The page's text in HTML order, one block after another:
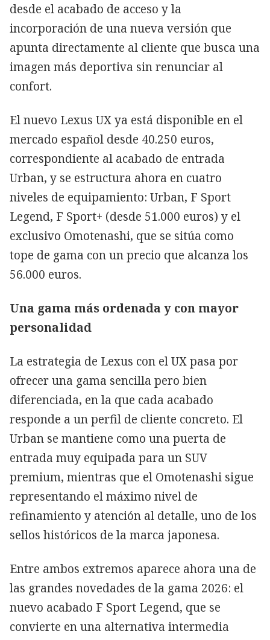
desde el acabado de acceso y la
incorporación de una nueva versión que
apunta directamente al cliente que busca una
imagen más deportiva sin renunciar al
confort.
El nuevo Lexus UX ya está disponible en el
mercado español desde 40.250 euros,
correspondiente al acabado de entrada
Urban, y se estructura ahora en cuatro
niveles de equipamiento: Urban, F Sport
Legend, F Sport+ (desde 51.000 euros) y el
exclusivo Omotenashi, que se sitúa como
tope de gama con un precio que alcanza los
56.000 euros.
Una gama más ordenada y con mayor
personalidad
La estrategia de Lexus con el UX pasa por
ofrecer una gama sencilla pero bien
diferenciada, en la que cada acabado
responde a un perfil de cliente concreto. El
Urban se mantiene como una puerta de
entrada muy equipada para un SUV
premium, mientras que el Omotenashi sigue
representando el máximo nivel de
refinamiento y atención al detalle, uno de los
sellos históricos de la marca japonesa.
Entre ambos extremos aparece ahora una de
las grandes novedades de la gama 2026: el
nuevo acabado F Sport Legend, que se
convierte en una alternativa intermedia